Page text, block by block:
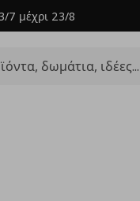
7 μέχρι 23/8